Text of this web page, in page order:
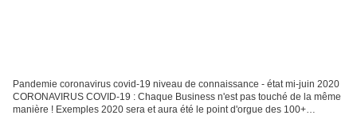
Pandemie coronavirus covid-19 niveau de connaissance - état mi-juin 2020
CORONAVIRUS COVID-19 : Chaque Business n'est pas touché de la même
manière ! Exemples 2020 sera et aura été le point d'orgue des 100+